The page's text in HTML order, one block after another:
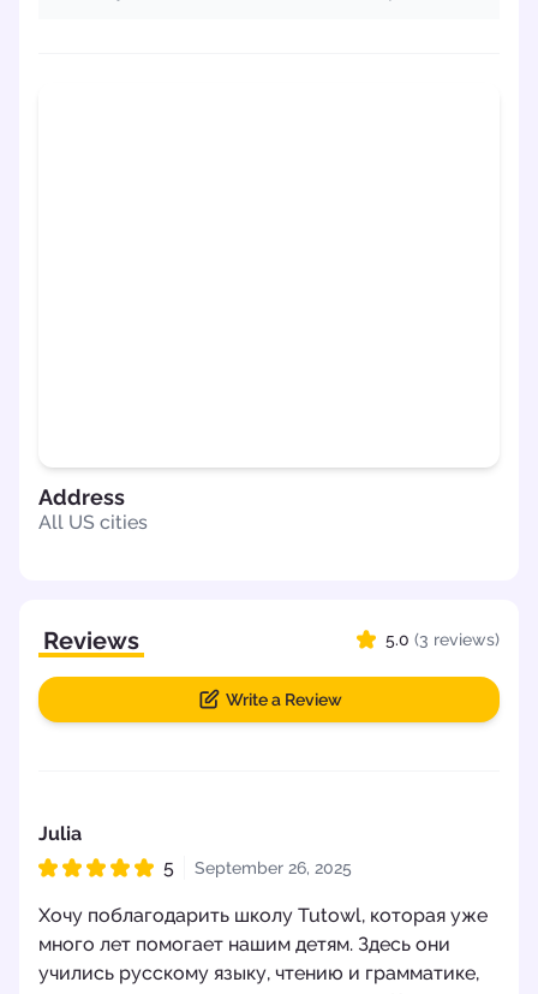
Address
All US cities
Reviews 5.0 (3 reviews)
Write a Review
Julia
5 September 26, 2025
Хочу поблагодарить школу Tutowl, которая уже
много лет помогает нашим детям. Здесь они
учились русскому языку, чтению и грамматике,